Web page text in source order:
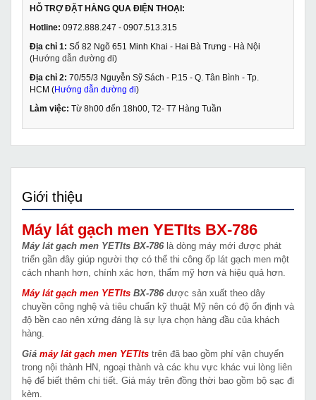
HỖ TRỢ ĐẶT HÀNG QUA ĐIỆN THOẠI:
Hotline: 0972.888.247 - 0907.513.315
Địa chỉ 1: Số 82 Ngõ 651 Minh Khai - Hai Bà Trưng - Hà Nội
(Hướng dẫn đường đi)
Địa chỉ 2: 70/55/3 Nguyễn Sỹ Sách - P.15 - Q. Tân Bình - Tp.
HCM (Hướng dẫn đường đi)
Làm việc: Từ 8h00 đến 18h00, T2- T7 Hàng Tuần
Giới thiệu
Máy lát gạch men YETIts BX-786
Máy lát gạch men YETIts BX-786 là dòng máy mới được phát
triển gần đây giúp người thợ có thể thi công ốp lát gạch men một
cách nhanh hơn, chính xác hơn, thẩm mỹ hơn và hiệu quả hơn.
Máy lát gạch men YETIts BX-786 được sản xuất theo dây
chuyền công nghệ và tiêu chuẩn kỹ thuật Mỹ nên có độ ổn định và
độ bền cao nên xứng đáng là sự lựa chọn hàng đầu của khách
hàng.
Giá máy lát gạch men YETIts trên đã bao gồm phí vận chuyển
trong nội thành HN, ngoại thành và các khu vực khác vui lòng liên
hệ để biết thêm chi tiết. Giá máy trên đồng thời bao gồm bộ sạc đi
kèm.